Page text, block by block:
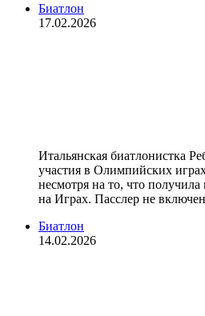
Биатлон
17.02.2026
Итальянская биатлонистка
участия в Олимпийских
несмотря на то, что
на Играх. Пасслер не
Биатлон
14.02.2026